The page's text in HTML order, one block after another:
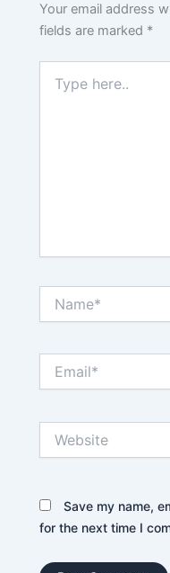
Your email address
fields are marked *
here..
Save my name,
for the next time I